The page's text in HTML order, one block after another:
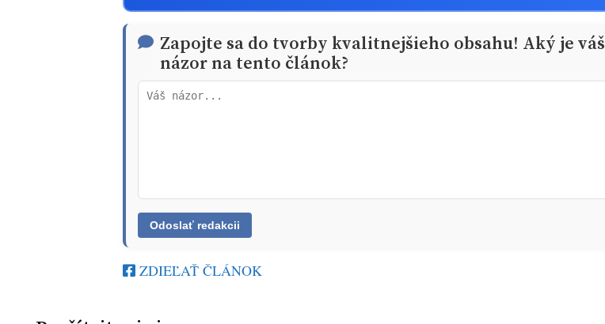
Zapojte sa do tvorby kvalitnejšieho obsahu! Aký je váš
názor na tento článok?
ZDIEĽAŤ ČLÁNOK